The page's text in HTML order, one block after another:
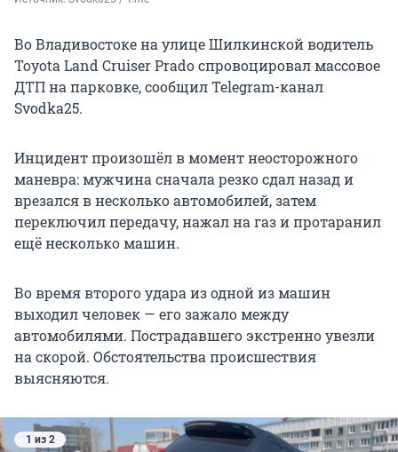
Во Владивостоке на улице Шилкинской водитель
Toyota Land Cruiser Prado спровоцировал массовое
ДТП на парковке, сообщил Telegram-канал
Svodka25.
Инцидент произошёл в момент неосторожного
маневра: мужчина сначала резко сдал назад и
врезался в несколько автомобилей, затем
переключил передачу, нажал на газ и протаранил
ещё несколько машин.
Во время второго удара из одной из машин
выходил человек — его зажало между
автомобилями. Пострадавшего экстренно увезли
на скорой. Обстоятельства происшествия
выясняются.
1 из 2